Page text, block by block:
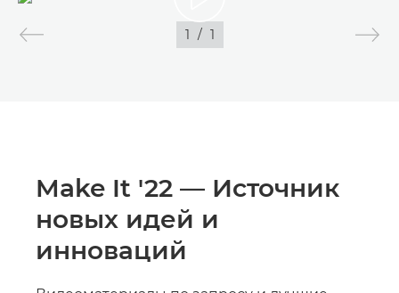
1 / 1
Make It '22 — Источник
новых идей и
инноваций